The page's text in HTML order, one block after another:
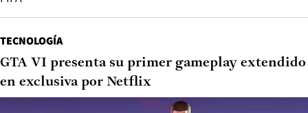
TECNOLOGÍA
GTA VI presenta su primer gameplay extendido
en exclusiva por Netflix